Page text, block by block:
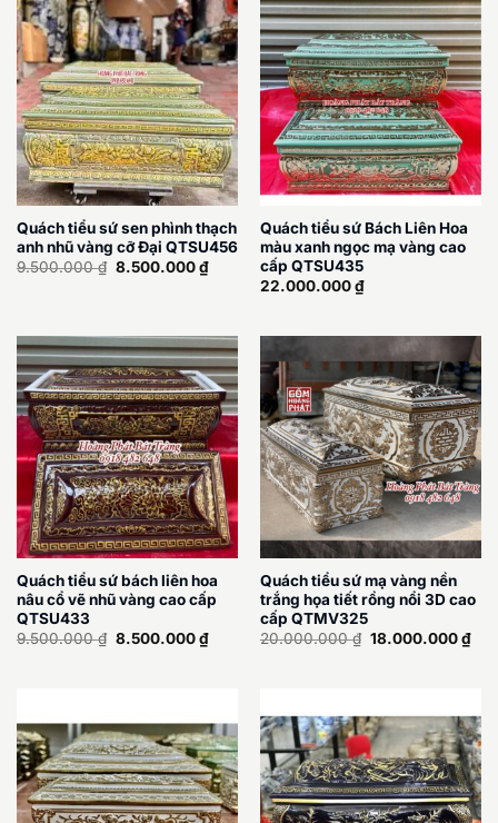
Quách tiểu sứ sen phình thạch
anh nhũ vàng cỡ Đại QTSU456
9.500.000₫ Giá
gốc
8.500.000₫Giá
hiện
Quách tiểu sứ Bách Liên Hoa
màu xanh ngọc mạ vàng cao
cấp QTSU435
22.000.000₫
Quách tiểu sứ bách liên hoa
nâu cổ vẽ nhũ vàng cao cấp
QTSU433
9.500.000₫ Giá
gốc
8.500.000₫Giá
hiện
Quách tiểu sứ mạ vàng nền
trắng họa tiết rồng nổi 3D cao
cấp QTMV325
20.000.000₫ Giá
gốc
18.000.000₫Giá